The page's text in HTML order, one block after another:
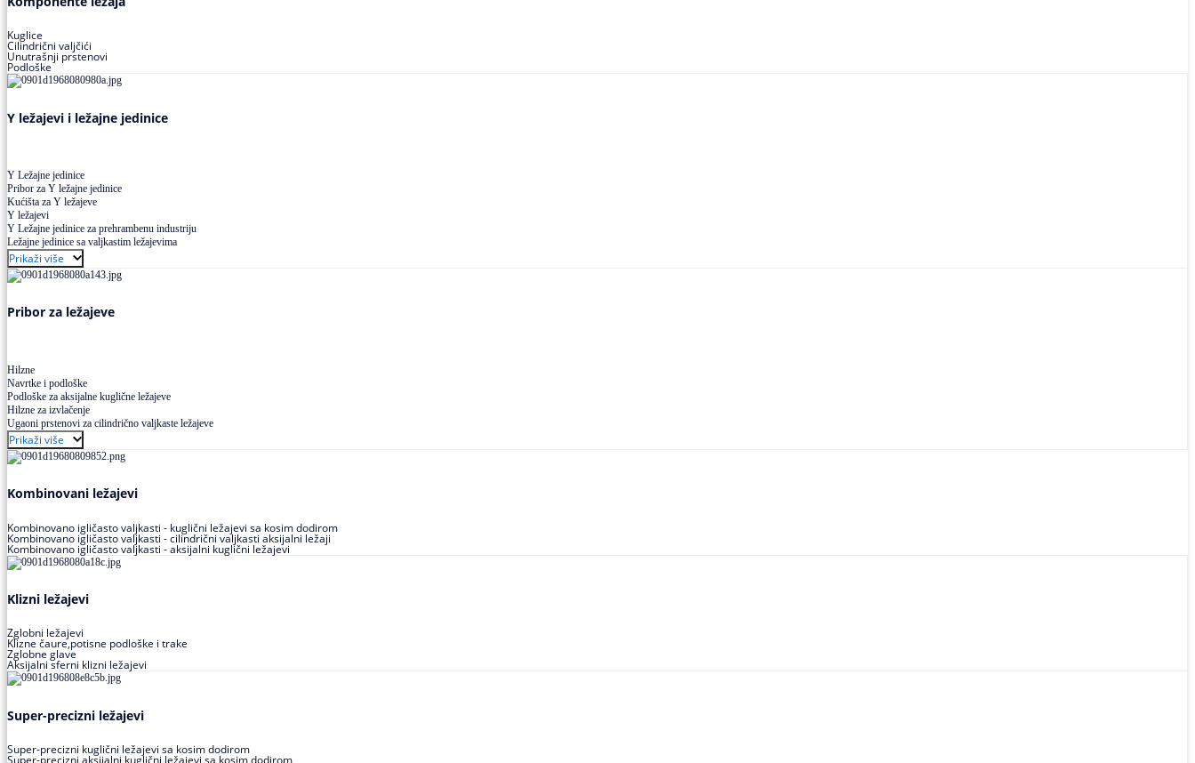
Kuglice
Cilindrični valjčići
Unutrašnji prstenovi
Podloške
Y ležajevi i ležajne jedinice
Y Ležajne jedinice
Pribor za Y ležajne jedinice
Kućišta za Y ležajeve
Y ležajevi
Y Ležajne jedinice za prehrambenu industriju
Ležajne jedinice sa valjkastim ležajevima
Prikaži više
Pribor za ležajeve
Hilzne
Navrtke i podloške
Podloške za aksijalne kuglične ležajeve
Hilzne za izvlačenje
Ugaoni prstenovi za cilindrično valjkaste ležajeve
Prikaži više
Kombinovani ležajevi
Kombinovano igličasto valjkasti - kuglični ležajevi sa kosim dodirom
Kombinovano igličasto valjkasti - cilindrični valjkasti aksijalni ležaji
Kombinovano igličasto valjkasti - aksijalni kuglični ležajevi
Klizni ležajevi
Zglobni ležajevi
Klizne čaure,potisne podloške i trake
Zglobne glave
Aksijalni sferni klizni ležajevi
Super-precizni ležajevi
Super-precizni kuglični ležajevi sa kosim dodirom
Super-precizni aksijalni kuglični ležajevi sa kosim dodirom